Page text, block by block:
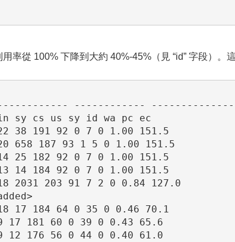
率從 100% 下降到大約 40%-45%（見 “id” 字段）。這
------------
sy cs us sy id wa pc ec
38 191 92 0 7 0 1.00 151.5
658 187 93 1 5 0 1.00 151.5
25 182 92 0 7 0 1.00 151.5
14 184 92 0 7 0 1.00 151.5
2031 203 91 7 2 0 0.84 127.0
17 184 64 0 35 0 0.46 70.1
17 181 60 0 39 0 0.43 65.6
12 176 56 0 44 0 0.40 61.0